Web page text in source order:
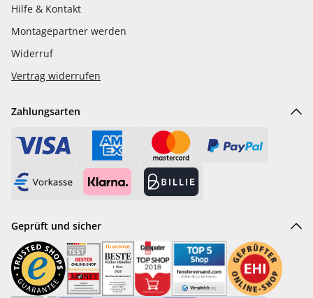
Hilfe & Kontakt
Montagepartner werden
Widerruf
Vertrag widerrufen
Zahlungsarten
Geprüft und sicher